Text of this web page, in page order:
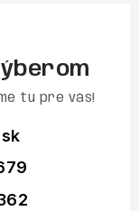
tu pre vás!